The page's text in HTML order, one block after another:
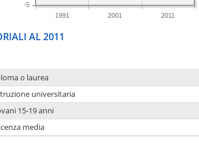
1991 2001 2011
-5
AL 2011
o laurea
universitaria
15-19 anni
media